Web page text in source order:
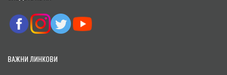
ВАЖНИ ЛИНКОВИ